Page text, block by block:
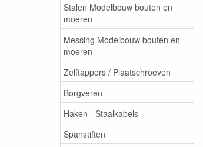
Stalen Modelbouw bouten en
moeren
Messing Modelbouw bouten en
moeren
Zelftappers / Plaatschroeven
Borgveren
Haken - Staalkabels
Spanstiften